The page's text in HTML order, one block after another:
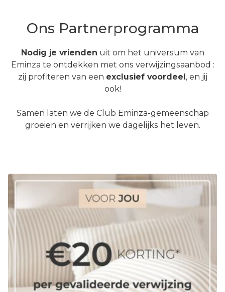
Ons Partnerprogramma
Nodig je vrienden uit om het universum van
Eminza te ontdekken met ons verwijzingsaanbod :
zij profiteren van een exclusief voordeel, en jij
ook!
Samen laten we de Club Eminza-gemeenschap
groeien en verrijken we dagelijks het leven.